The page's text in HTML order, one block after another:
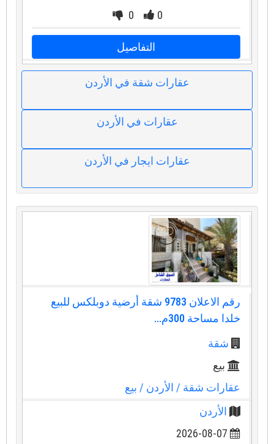
0
0
التفاصيل
عقارات شقة في الأردن
عقارات في الأردن
عقارات ايجار في الأردن
رقم الاعلان 9783 شقة أرضية دوبلكس للبيع
خلدا مساحة 300م...
شقة
بيع
عقارات شقة / الأردن/ بيع
الأردن
2026-08-07